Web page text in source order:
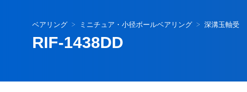
ベアリング ミニチュア・小径ボールベアリング 深溝玉軸受
RIF-1438DD